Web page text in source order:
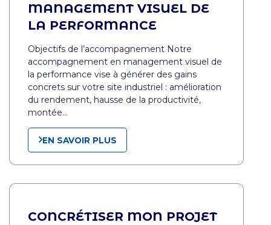
MANAGEMENT VISUEL DE
LA PERFORMANCE
Objectifs de l’accompagnement Notre
accompagnement en management visuel de
la performance vise à générer des gains
concrets sur votre site industriel : amélioration
du rendement, hausse de la productivité,
montée…
EN SAVOIR PLUS
CONCRÉTISER MON PROJET